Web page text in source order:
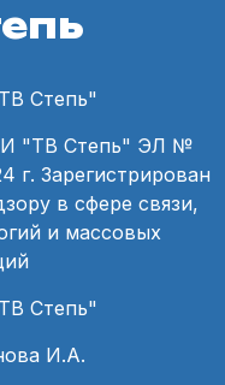
Степь"
"ТВ Степь" ЭЛ №
г. Зарегистрирован
в сфере связи,
и массовых
Степь"
И.А.